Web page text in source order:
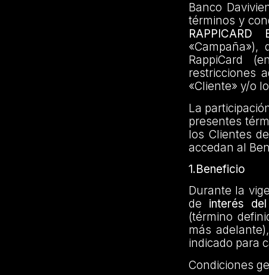
Banco
términos y
RAPPICARD
RappiCard
restricciones
«Cliente» y/o
La
presentes
los Clientes
accedan al
1.Beneficio
Durante la
de interés
(término
más
indicado para
Condiciones